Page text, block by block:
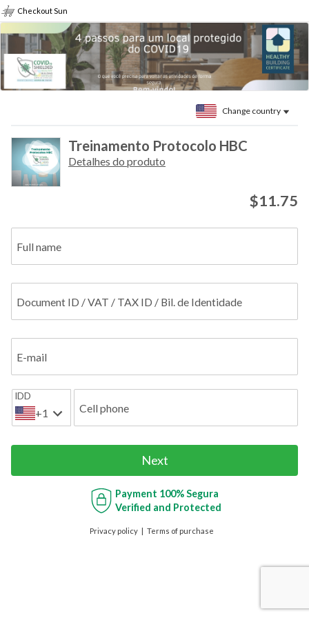
Checkout Sun
Change country
Treinamento Protocolo HBC
Detalhes do produto
$11.75
Full name
Document ID / VAT / TAX ID / Bil. de Identidade
E-mail
IDD
+1 Cell phone
Next
Payment 100% Segura
Verified and Protected
Privacy policy Terms of purchase